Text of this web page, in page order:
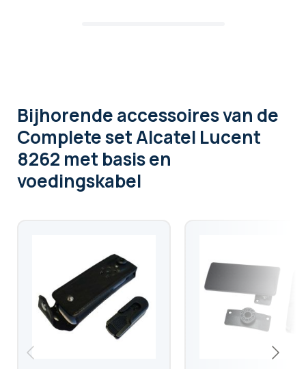
Bijhorende accessoiresvan de
Complete set Alcatel Lucent
8262 met basis en
voedingskabel